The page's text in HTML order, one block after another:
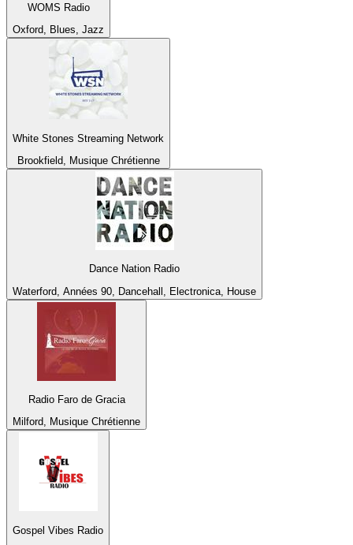
WOMS Radio
Oxford, Blues, Jazz
White Stones Streaming Network
Brookfield, Musique Chrétienne
Dance Nation Radio
Waterford, Années 90, Dancehall, Electronica, House
Radio Faro de Gracia
Milford, Musique Chrétienne
Gospel Vibes Radio